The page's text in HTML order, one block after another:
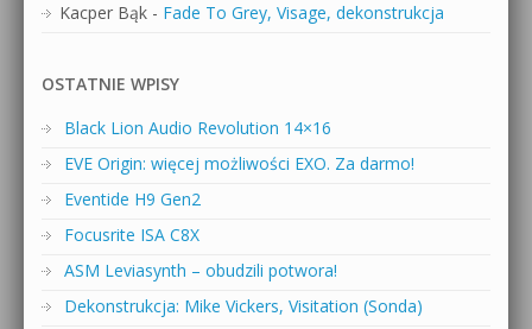
Kacper Bąk - Fade To Grey, Visage, dekonstrukcja
OSTATNIE WPISY
Black Lion Audio Revolution 14×16
EVE Origin: więcej możliwości EXO. Za darmo!
Eventide H9 Gen2
Focusrite ISA C8X
ASM Leviasynth – obudzili potwora!
Dekonstrukcja: Mike Vickers, Visitation (Sonda)